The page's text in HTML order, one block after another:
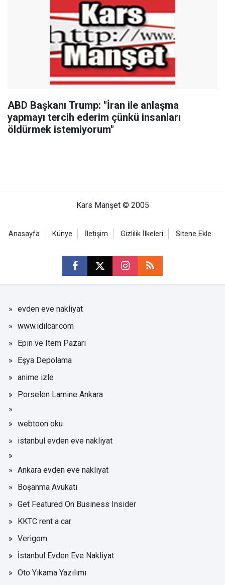
ABD Başkanı Trump: "İran ile anlaşma
yapmayı tercih ederim çünkü insanları
öldürmek istemiyorum"
Kars Manşet © 2005
Anasayfa Künye İletişim Gizlilik İlkeleri Sitene Ekle
evden eve nakliyat
www.idilcar.com
Epin ve Item Pazarı
Eşya Depolama
anime izle
Porselen Lamine Ankara
webtoon oku
istanbul evden eve nakliyat
Ankara evden eve nakliyat
Boşanma Avukatı
Get Featured On Business Insider
KKTC rent a car
Verigom
İstanbul Evden Eve Nakliyat
Oto Yıkama Yazılımı